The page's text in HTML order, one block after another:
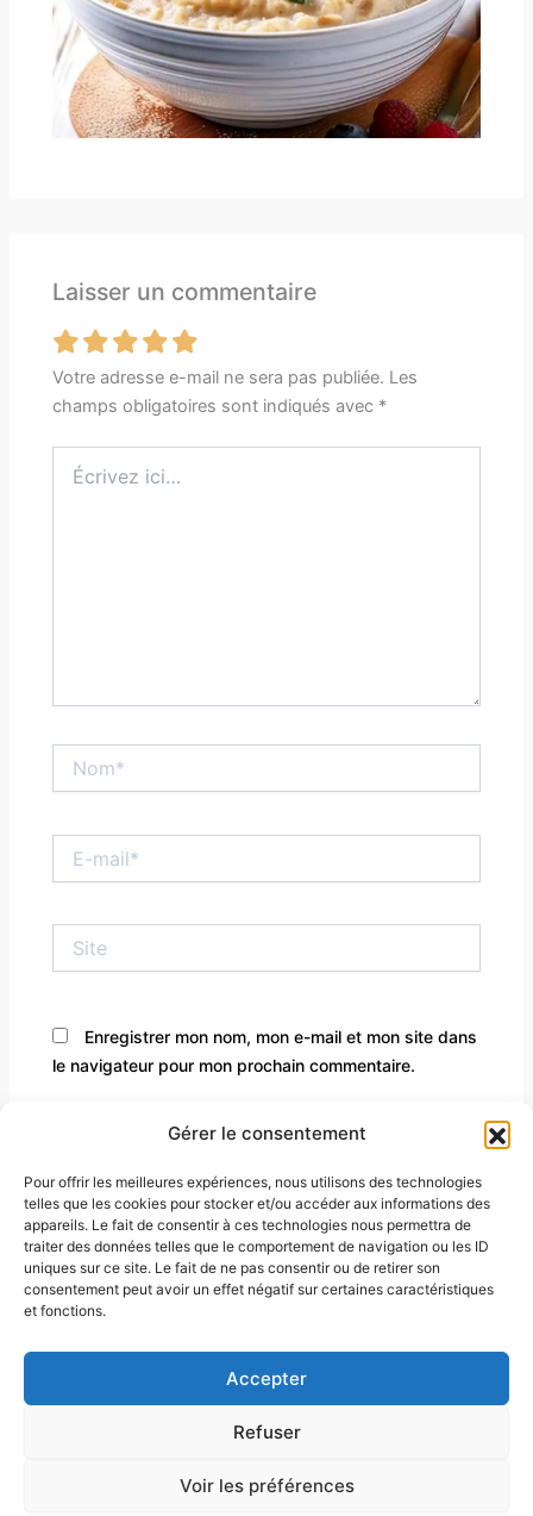
Gérer le consentement
Pour offrir les meilleures expériences, nous utilisons des technologies
telles que les cookies pour stocker et/ou accéder aux informations des
appareils. Le fait de consentir à ces technologies nous permettra de
traiter des données telles que le comportement de navigation ou les ID
uniques sur ce site. Le fait de ne pas consentir ou de retirer son
consentement peut avoir un effet négatif sur certaines caractéristiques
et fonctions.
Accepter
Refuser
Voir les préférences
Laisser un commentaire
Votre adresse e-mail ne sera pas publiée. Les
champs obligatoires sont indiqués avec *
ici…
mail*
Enregistrer mon nom, mon e-mail et mon site dans
le navigateur pour mon prochain commentaire.
Contact
Conditions générales de vente
Copyright © 2026